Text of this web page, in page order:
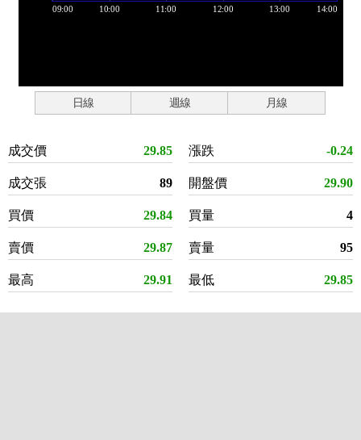
日線 週線 月線
成交價 29.85
成交張 89
買價 29.84
賣價 29.87
最高 29.91
漲跌 -0.24
開盤價 29.90
買量 4
賣量 95
最低 29.85